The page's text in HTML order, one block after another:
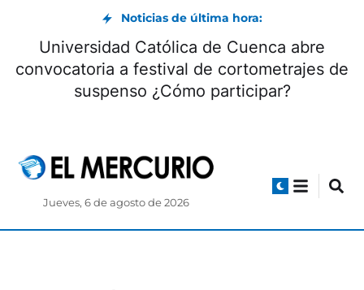
Noticias de última hora:
Universidad Católica de Cuenca abre
convocatoria a festival de cortometrajes de
suspenso ¿Cómo participar?
Jueves, 6 de agosto de 2026